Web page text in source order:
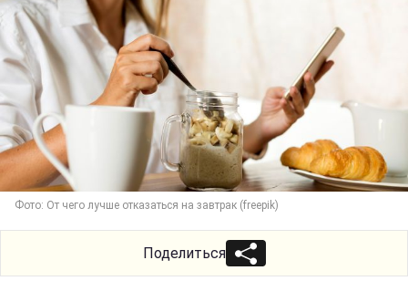
Фото: От чего лучше отказаться на завтрак (freepik)
Поделиться